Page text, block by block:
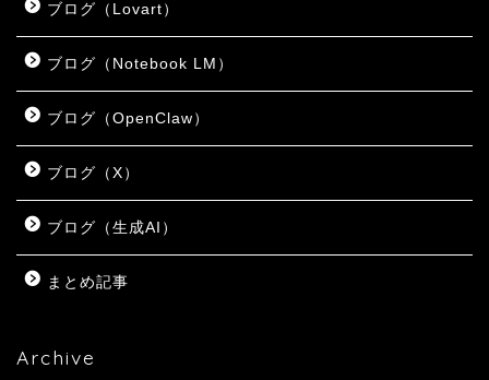
ブログ（Lovart）
ブログ（Notebook LM）
ブログ（OpenClaw）
ブログ（X）
ブログ（生成AI）
まとめ記事
Archive